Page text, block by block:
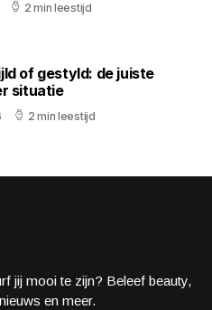
2 min leestijd
of gestyld: de juiste
situatie
2 min leestijd
jij mooi te zijn? Beleef beauty,
en meer.